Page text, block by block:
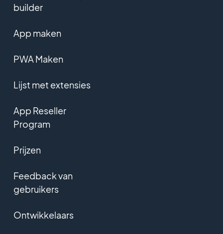
builder
App maken
PWA Maken
Lijst met extensies
App Reseller
Program
Prijzen
Feedback van
gebruikers
Ontwikkelaars